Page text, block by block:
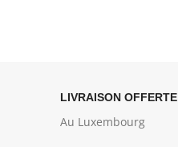
LIVRAISON OFFERTE
Au Luxembourg